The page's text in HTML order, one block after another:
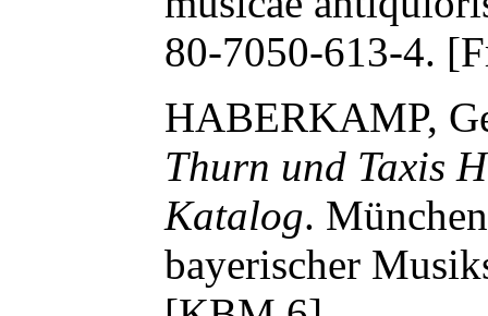
80-7050-613-4.
HABERKAMP,
Thurn und Taxis
Katalog.
bayerischer